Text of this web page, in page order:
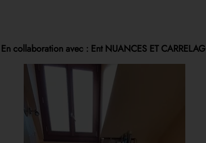
collaboration avec : Ent NUANCES ET